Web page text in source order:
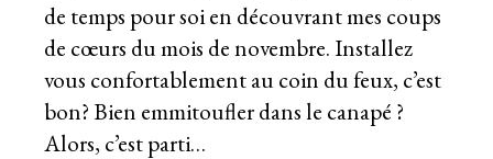
de temps pour soi en découvrant mes coups
de cœurs du mois de novembre. Installez
vous confortablement au coin du feux, c’est
bon? Bien emmitoufler dans le canapé ?
Alors, c’est parti…